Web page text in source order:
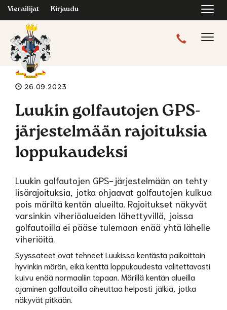
Vierailijat Kirjaudu
26.09.2023
Luukin golfautojen GPS-
järjestelmään rajoituksia
loppukaudeksi
Luukin golfautojen GPS-järjestelmään on tehty
lisärajoituksia, jotka ohjaavat golfautojen kulkua
pois märiltä kentän alueilta. Rajoitukset näkyvät
varsinkin viheriöalueiden lähettyvillä, joissa
golfautoilla ei pääse tulemaan enää yhtä lähelle
viheriöitä.
Syyssateet ovat tehneet Luukissa kentästä paikoittain
hyvinkin märän, eikä kenttä loppukaudesta valitettavasti
kuivu enää normaaliin tapaan. Märillä kentän alueilla
ajaminen golfautoilla aiheuttaa helposti jälkiä, jotka
näkyvät pitkään.